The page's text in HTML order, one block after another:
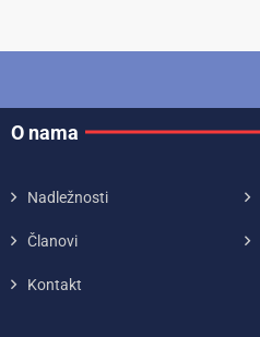
O nama
Nadležnosti
Članovi
Kontakt